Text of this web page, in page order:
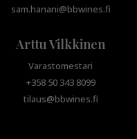
sam.hanani@bbwines.fi
Arttu Vilkkinen
Varastomestari
+358 50 343 8099
tilaus@bbwines.fi